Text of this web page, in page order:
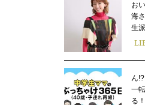
お
海
生
ん
一
る